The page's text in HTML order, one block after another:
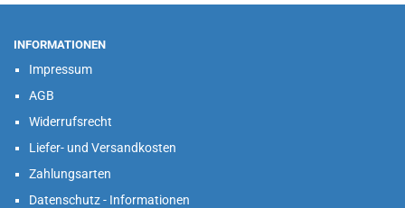
INFORMATIONEN
Impressum
AGB
Widerrufsrecht
Liefer- und Versandkosten
Zahlungsarten
Datenschutz - Informationen